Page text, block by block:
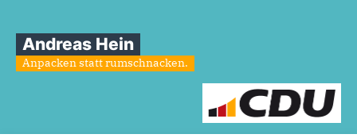
Andreas Hein
Anpacken statt rumschnacken.
Sie sind hier
Delegationsreisenach
Estland